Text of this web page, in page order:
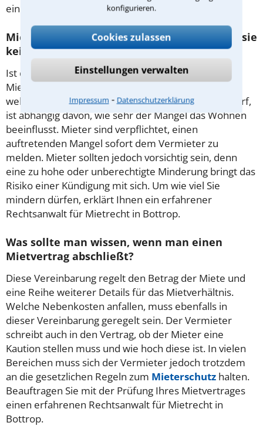
konfigurieren.
Cookies zulassen
Einstellungen verwalten
Impressum ⁃ Datenschutzerklärung
eine Mietsteigerung rechtmäßig ist.
Mietminderung: Was ist zu beachten, damit sie
keine unerwünschten Folgen hat?
Ist die Wohnung mit Mängeln behaftet, kann der
Mieter seine monatliche Zahlung herabsetzen. Um
welchen Prozentsatz die Miete reduziert werden darf,
ist abhängig davon, wie sehr der Mangel das Wohnen
beeinflusst. Mieter sind verpflichtet, einen
auftretenden Mangel sofort dem Vermieter zu
melden. Mieter sollten jedoch vorsichtig sein, denn
eine zu hohe oder unberechtigte Minderung bringt das
Risiko einer Kündigung mit sich. Um wie viel Sie
mindern dürfen, erklärt Ihnen ein erfahrener
Rechtsanwalt für Mietrecht in Bottrop.
Was sollte man wissen, wenn man einen
Mietvertrag abschließt?
Diese Vereinbarung regelt den Betrag der Miete und
eine Reihe weiterer Details für das Mietverhältnis.
Welche Nebenkosten anfallen, muss ebenfalls in
dieser Vereinbarung geregelt sein. Der Vermieter
schreibt auch in den Vertrag, ob der Mieter eine
Kaution stellen muss und wie hoch diese ist. In vielen
Bereichen muss sich der Vermieter jedoch trotzdem
an die gesetzlichen Regeln zum Mieterschutz halten.
Beauftragen Sie mit der Prüfung Ihres Mietvertrages
einen erfahrenen Rechtsanwalt für Mietrecht in
Bottrop.